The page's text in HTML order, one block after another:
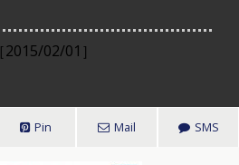
［2015/02/01］
Pin Mail SMS